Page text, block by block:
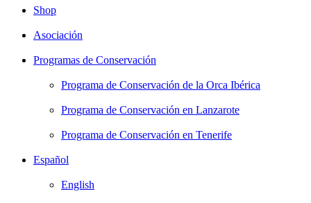
Shop
Asociación
Programas de Conservación
Programa de Conservación de la Orca Ibérica
Programa de Conservación en Lanzarote
Programa de Conservación en Tenerife
Español
English